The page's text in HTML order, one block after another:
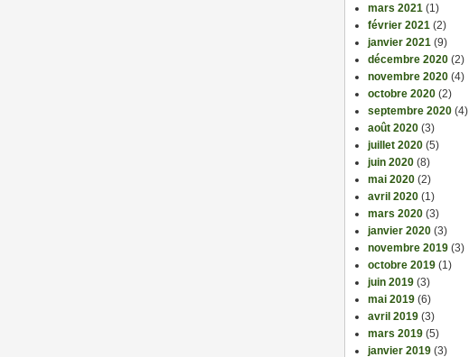
mars 2021 (1)
février 2021 (2)
janvier 2021 (9)
décembre 2020 (2)
novembre 2020 (4)
octobre 2020 (2)
septembre 2020 (4)
août 2020 (3)
juillet 2020 (5)
juin 2020 (8)
mai 2020 (2)
avril 2020 (1)
mars 2020 (3)
janvier 2020 (3)
novembre 2019 (3)
octobre 2019 (1)
juin 2019 (3)
mai 2019 (6)
avril 2019 (3)
mars 2019 (5)
janvier 2019 (3)